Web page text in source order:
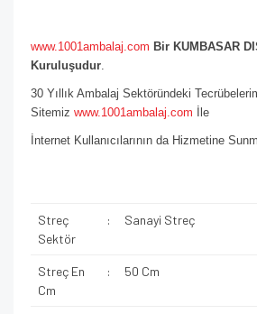
www.1001ambalaj.com Bir KUMBASAR
Kuruluşudur.
30 Yıllık Ambalaj Sektöründeki
Sitemiz www.1001ambalaj.com İle
İnternet Kullanıcılarının da Hizmetine
Streç
Sektör
: Sanayi Streç
Streç En
Cm
: 50 Cm